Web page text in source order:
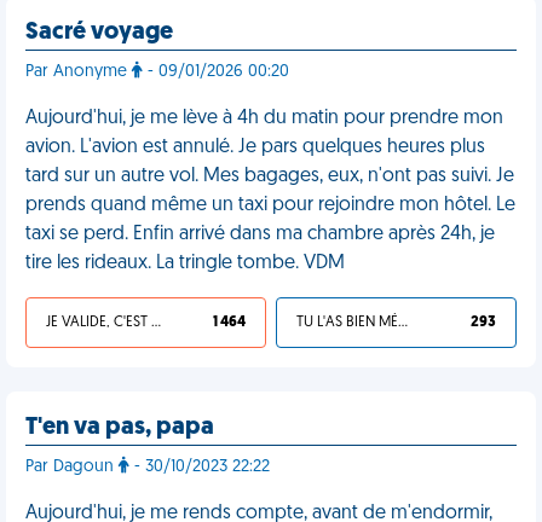
Sacré voyage
Par Anonyme - 09/01/2026 00:20
Aujourd'hui, je me lève à 4h du matin pour prendre mon
avion. L'avion est annulé. Je pars quelques heures plus
tard sur un autre vol. Mes bagages, eux, n'ont pas suivi. Je
prends quand même un taxi pour rejoindre mon hôtel. Le
taxi se perd. Enfin arrivé dans ma chambre après 24h, je
tire les rideaux. La tringle tombe. VDM
JE VALIDE, C'EST UNE VDM 1 464 TU L'AS BIEN MÉRITÉ 293
T'en va pas, papa
Par Dagoun - 30/10/2023 22:22
Aujourd'hui, je me rends compte, avant de m'endormir,